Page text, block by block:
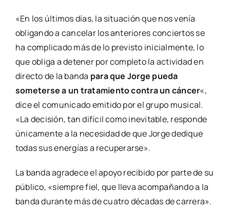
«En los últimos días, la situación que nos venía
obligando a cancelar los anteriores conciertos se
ha complicado más de lo previsto inicialmente, lo
que obliga a detener por completo la actividad en
directo de la banda para que Jorge pueda
someterse a un tratamiento contra un cáncer«,
dice el comunicado emitido por el grupo musical.
«La decisión, tan difícil como inevitable, responde
únicamente a la necesidad de que Jorge dedique
todas sus energías a recuperarse».
La banda agradece el apoyo recibido por parte de su
público, «siempre fiel, que lleva acompañando a la
banda durante más de cuatro décadas de carrera».